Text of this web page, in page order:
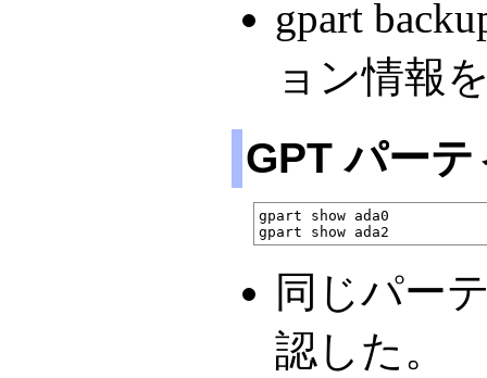
gpart
ョン情報
GPT パー
gpart show ada0
同じパー
認した。